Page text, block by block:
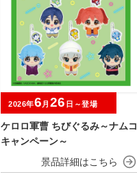
ケロロ軍曹 ちびぐるみ～ナムコ
キャンペーン～
2026年6 月 26 日～登場